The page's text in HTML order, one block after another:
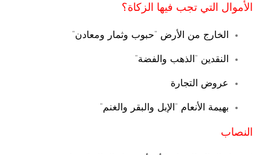
الأموال التي تجب فيها الزكاة؟
الخارج من الأرض “حبوب وثمار ومعادن”
النقدين “الذهب والفضة”
عروض التجارة
بهيمة الأنعام “الإبل والبقر والغنم”
النصاب